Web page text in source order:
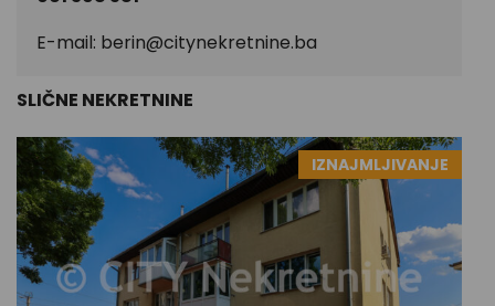
E-mail: berin@citynekretnine.ba
SLIČNE NEKRETNINE
IZNAJMLJIVANJE